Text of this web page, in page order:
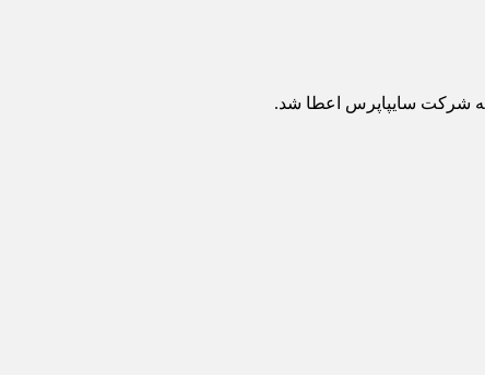
به شرکت سایپاپرس اعطا شد.